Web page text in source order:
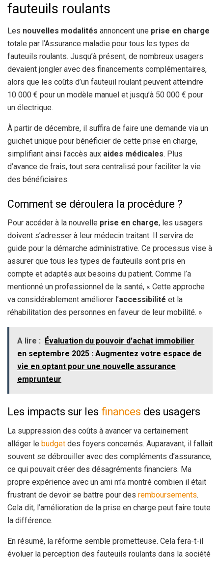
fauteuils roulants
Les nouvelles modalités annoncent une prise en charge
totale par l’Assurance maladie pour tous les types de
fauteuils roulants. Jusqu’à présent, de nombreux usagers
devaient jongler avec des financements complémentaires,
alors que les coûts d’un fauteuil roulant peuvent atteindre
10 000 € pour un modèle manuel et jusqu’à 50 000 € pour
un électrique.
À partir de décembre, il suffira de faire une demande via un
guichet unique pour bénéficier de cette prise en charge,
simplifiant ainsi l’accès aux aides médicales. Plus
d’avance de frais, tout sera centralisé pour faciliter la vie
des bénéficiaires.
Comment se déroulera la procédure ?
Pour accéder à la nouvelle prise en charge, les usagers
doivent s’adresser à leur médecin traitant. Il servira de
guide pour la démarche administrative. Ce processus vise à
assurer que tous les types de fauteuils sont pris en
compte et adaptés aux besoins du patient. Comme l’a
mentionné un professionnel de la santé, « Cette approche
va considérablement améliorer l’accessibilité et la
réhabilitation des personnes en faveur de leur mobilité. »
A lire :
Évaluation du pouvoir d'achat immobilier
en septembre 2025 : Augmentez votre espace de
vie en optant pour une nouvelle assurance
emprunteur
Les impacts sur les finances des usagers
La suppression des coûts à avancer va certainement
alléger le budget des foyers concernés. Auparavant, il fallait
souvent se débrouiller avec des compléments d’assurance,
ce qui pouvait créer des désagréments financiers. Ma
propre expérience avec un ami m’a montré combien il était
frustrant de devoir se battre pour des remboursements.
Cela dit, l’amélioration de la prise en charge peut faire toute
la différence.
En résumé, la réforme semble prometteuse. Cela fera-t-il
évoluer la perception des fauteuils roulants dans la société